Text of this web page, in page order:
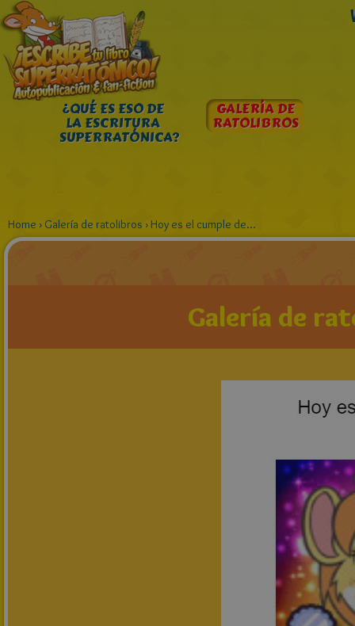
¿QUÉ ES ESO DE
LA ESCRITURA
SUPERRATÓNICA?
GALERÍA DE
RATOLIBROS
Home › Galería de ratolibros › Hoy es el cumple de...
Galería de